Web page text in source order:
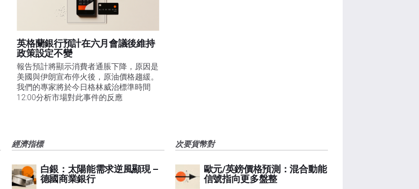
英格蘭銀行預計在六月會議後維持
政策設定不變
報告預計將顯示消費者通脹下降，原因是
美國與伊朗宣布停火後，原油價格趨緩。
我們的專家將於今日格林威治標準時間
12:00分析市場對此事件的反應
經濟指標
白銀：太陽能需求逆風顯現 –
德國商業銀行
次要貨幣對
歐元/英鎊價格預測：混合動能
信號指向更多盤整